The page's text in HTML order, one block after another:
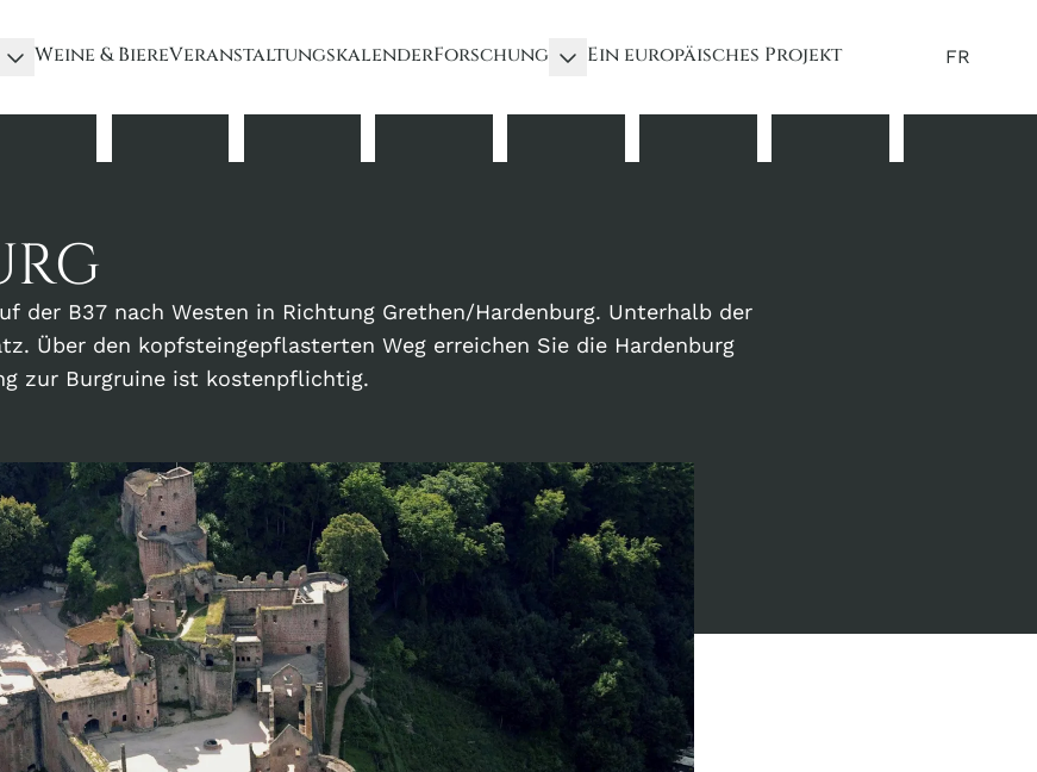
Weine & BiereVeranstaltungskalenderForschung Ein europäisches Projekt FR
der B37 nach Westen in Richtung Grethen/Hardenburg. Unterhalb der
Über den kopfsteingepflasterten Weg erreichen Sie die Hardenburg
zur Burgruine ist kostenpflichtig.